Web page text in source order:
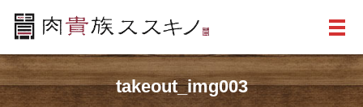
メ
takeout_img003